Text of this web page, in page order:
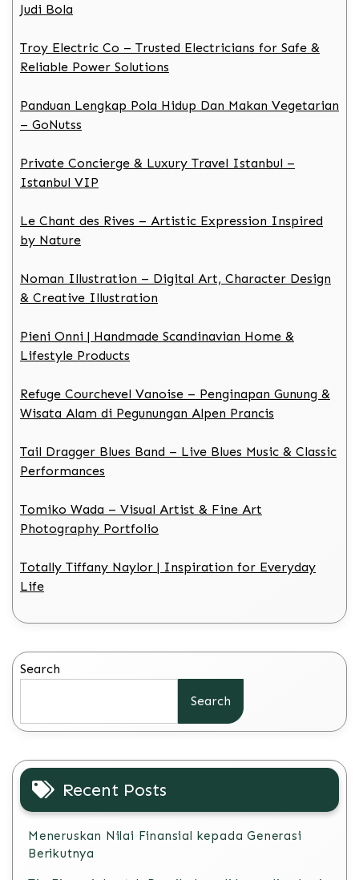
Judi Bola
Troy Electric Co – Trusted Electricians for Safe &
Reliable Power Solutions
Panduan Lengkap Pola Hidup Dan Makan Vegetarian
– GoNutss
Private Concierge & Luxury Travel Istanbul –
Istanbul VIP
Le Chant des Rives – Artistic Expression Inspired
by Nature
Noman Illustration – Digital Art, Character Design
& Creative Illustration
Pieni Onni | Handmade Scandinavian Home &
Lifestyle Products
Refuge Courchevel Vanoise – Penginapan Gunung &
Wisata Alam di Pegunungan Alpen Prancis
Tail Dragger Blues Band – Live Blues Music & Classic
Performances
Tomiko Wada – Visual Artist & Fine Art
Photography Portfolio
Totally Tiffany Naylor | Inspiration for Everyday
Life
Search
Search
Recent Posts
Meneruskan Nilai Finansial kepada Generasi
Berikutnya